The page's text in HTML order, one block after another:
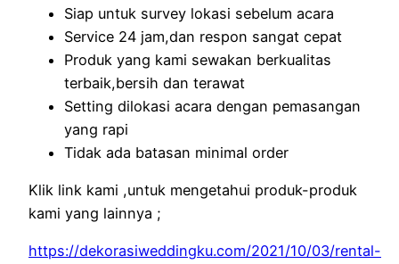
Siap untuk survey lokasi sebelum acara
Service 24 jam,dan respon sangat cepat
Produk yang kami sewakan berkualitas
terbaik,bersih dan terawat
Setting dilokasi acara dengan pemasangan
yang rapi
Tidak ada batasan minimal order
Klik link kami ,untuk mengetahui produk-produk
kami yang lainnya ;
https://dekorasiweddingku.com/2021/10/03/rental-